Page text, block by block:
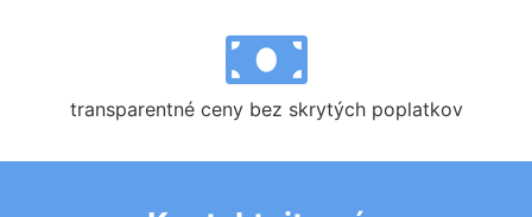
transparentné ceny bez skrytých poplatkov